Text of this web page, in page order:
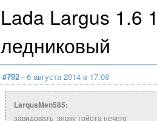
Lada Largus 1.6
ледниковый
#792 - 6 августа 2014 в 17:08
LarqusMen585:
завидовать знаку тойота нечего